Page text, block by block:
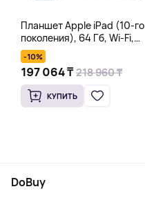
Планшет Apple iPad (10-го
поколения), 64 Гб, Wi-Fi,
серебряный
-10%
197 064 ₸ 218 960 ₸
КУПИТЬ
DoBuy